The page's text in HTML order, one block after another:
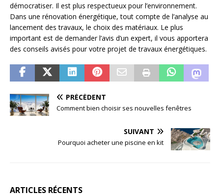
démocratiser. Il est plus respectueux pour l’environnement.
Dans une rénovation énergétique, tout compte de l’analyse au
lancement des travaux, le choix des matériaux. Le plus
important est de demander l’avis d’un expert, il vous apportera
des conseils avisés pour votre projet de travaux énergétiques.
PRÉCÉDENT
Comment bien choisir ses nouvelles fenêtres
SUIVANT
Pourquoi acheter une piscine en kit
ARTICLES RÉCENTS